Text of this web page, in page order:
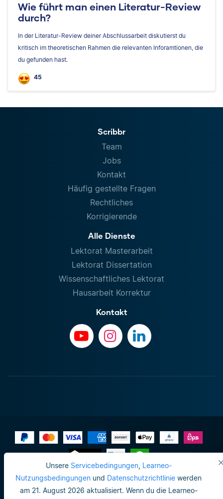
Unsere Servicebedingungen, Learneo-
Nutzungsbedingungen und Datenschutzrichtlinie werden
am 21. August 2026 aktualisiert. Wenn du die Learneo-
Wie führt man einen Literatur-Review
durch?
In der Literatur-Review deiner Abschlussarbeit diskutierst du
kritisch im theoretischen Rahmen die relevanten Inforamtionen, die
du gefunden hast.
45
Scribbr
Team
Jobs
Kontakt
Häufig gestellte Fragen
Rechtliches
Korrigierende
Alle Dienste
Lektorat Masterarbeit
Lektorat Dissertation
Wissenschaftliches Lektorat
Hausarbeit Korrektur
Kontakt
Impressum
Do not sell or share my personal info